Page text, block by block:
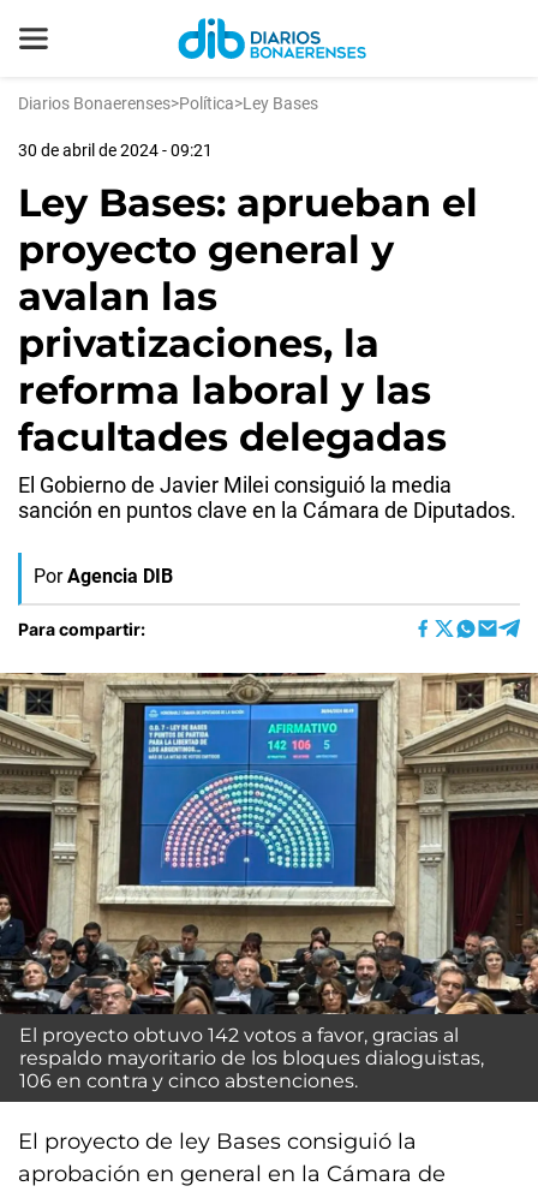
Diarios Bonaerenses>Política>Ley Bases
30 de abril de 2024 - 09:21
Ley Bases: aprueban el
proyecto general y
avalan las
privatizaciones, la
reforma laboral y las
facultades delegadas
El Gobierno de Javier Milei consiguió la media
sanción en puntos clave en la Cámara de Diputados.
Por Agencia DIB
Para compartir:
El proyecto obtuvo 142 votos a favor, gracias al
respaldo mayoritario de los bloques dialoguistas,
106 en contra y cinco abstenciones.
El proyecto de ley Bases consiguió la
aprobación en general en la Cámara de